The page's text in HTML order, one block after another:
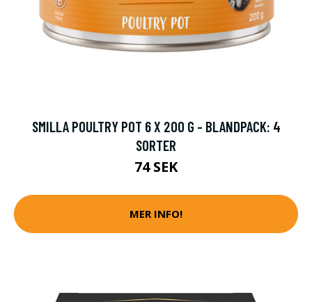
SMILLA POULTRY POT 6 X 200 G - BLANDPACK: 4
SORTER
74 SEK
MER INFO!